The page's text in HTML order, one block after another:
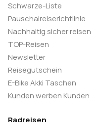
Schwarze-Liste
Pauschalreiserichtlinie
Nachhaltig sicher reisen
TOP-Reisen
Newsletter
Reisegutschein
E-Bike Akki Taschen
Kunden werben Kunden
Radreisen